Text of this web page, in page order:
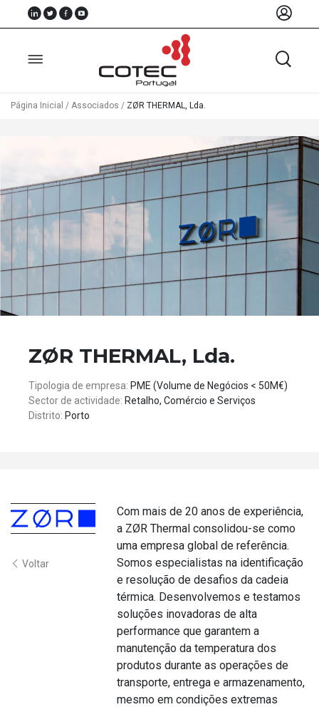
Associados
Recursos
Notícias
Página Inicial / Associados / ZØR THERMAL, Lda.
ZØR THERMAL, Lda.
Tipologia de empresa: PME (Volume de Negócios < 50M€)
Sector de actividade: Retalho, Comércio e Serviços
Distrito: Porto
Voltar
Com mais de 20 anos de experiência,
a ZØR Thermal consolidou-se como
uma empresa global de referência.
Somos especialistas na identificação
e resolução de desafios da cadeia
térmica. Desenvolvemos e testamos
soluções inovadoras de alta
performance que garantem a
manutenção da temperatura dos
produtos durante as operações de
transporte, entrega e armazenamento,
mesmo em condições extremas